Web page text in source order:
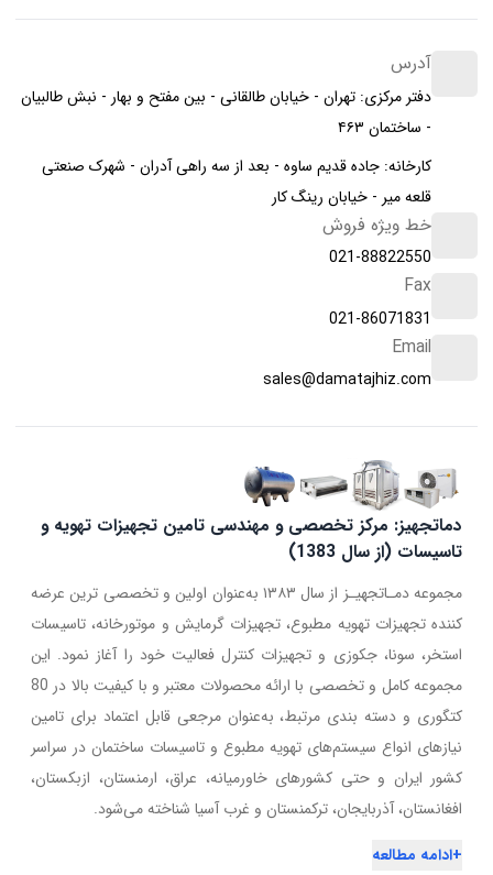
آدرس
دفتر مرکزی: تهران - خیابان طالقانی - بین مفتح و بهار - نبش طالبیان
- ساختمان ۴۶۳
کارخانه: جاده قدیم ساوه - بعد از سه راهی آدران - شهرک صنعتی
قلعه میر - خیابان رینگ کار
خط ویژه فروش
021-88822550
Fax
021-86071831
Email
sales@damatajhiz.com
دماتجهیز: مرکز تخصصی و مهندسی تامین تجهیزات تهویه و
تاسیسات (از سال 1383)
مجموعه دمـاتجهیـز از سال ۱۳۸۳ به‌عنوان اولین و تخصصی ترین عرضه
کننده تجهیزات تهویه مطبوع، تجهیزات گرمایش و موتورخانه، تاسیسات
استخر، سونا، جکوزی و تجهیزات کنترل فعالیت خود را آغاز نمود. این
مجموعه کامل و تخصصی با ارائه محصولات معتبر و با کیفیت بالا در 80
کتگوری و دسته بندی مرتبط، به‌عنوان مرجعی قابل اعتماد برای تامین
نیازهای انواع سیستم‌های تهویه مطبوع و تاسیسات ساختمان در سراسر
کشور ایران و حتی کشورهای خاورمیانه، عراق، ارمنستان، ازبکستان،
افغانستان، آذربایجان، ترکمنستان و غرب آسیا شناخته می‌شود.
+ادامه مطالعه